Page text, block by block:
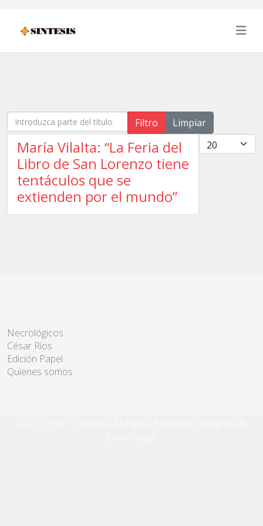
Introduzca parte del título Filtro
Limpiar
Cantidad
María Vilalta: “La Feria del
Libro de San Lorenzo tiene
tentáculos que se
extienden por el mundo”
Necrológicos
César Ríos
Edición Papel
Quienes somos